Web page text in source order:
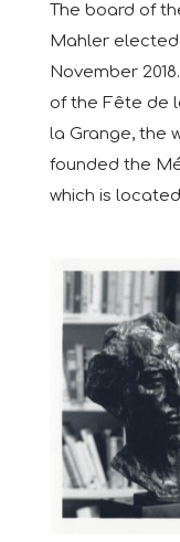
The board of
Mahler
November
of the Fête de
la Grange, the
founded the
which is located